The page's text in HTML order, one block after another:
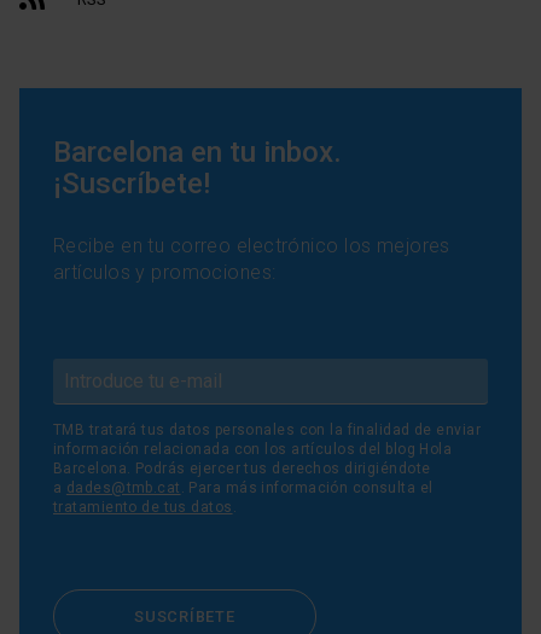
Barcelona en tu inbox.
¡Suscríbete!
Recibe en tu correo electrónico los mejores
artículos y promociones:
TMB tratará tus datos personales con la finalidad de enviar
información relacionada con los artículos del blog Hola
Barcelona. Podrás ejercer tus derechos dirigiéndote
a dades@tmb.cat . Para más información consulta el
tratamiento de tus datos .
SUSCRÍBETE